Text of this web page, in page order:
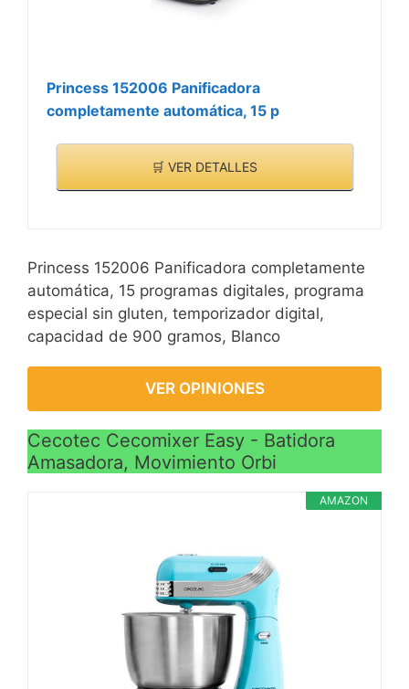
Princess 152006 Panificadora
completamente automática, 15 p
🛒 VER DETALLES
Princess 152006 Panificadora completamente
automática, 15 programas digitales, programa
especial sin gluten, temporizador digital,
capacidad de 900 gramos, Blanco
VER OPINIONES
Cecotec Cecomixer Easy - Batidora
Amasadora, Movimiento Orbi
AMAZON